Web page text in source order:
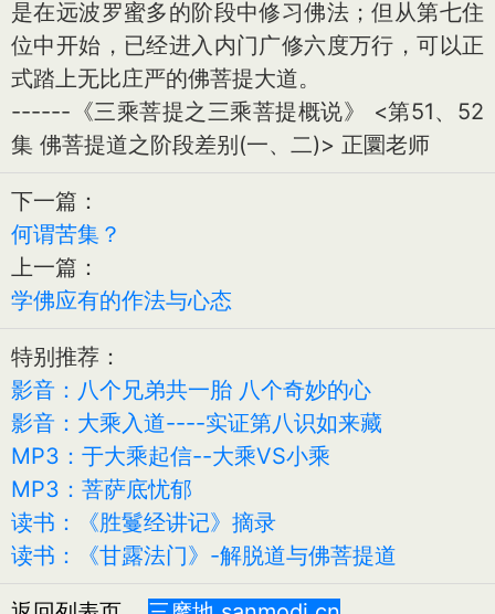
是在远波罗蜜多的阶段中修习佛法；但从第七住
位中开始，已经进入内门广修六度万行，可以正
式踏上无比庄严的佛菩提大道。
------《三乘菩提之三乘菩提概说》 <第51、52
集 佛菩提道之阶段差别(一、二)> 正圜老师
下一篇：
何谓苦集？
上一篇：
学佛应有的作法与心态
特别推荐：
影音：八个兄弟共一胎 八个奇妙的心
影音：大乘入道----实证第八识如来藏
MP3：于大乘起信--大乘VS小乘
MP3：菩萨底忧郁
读书：《胜鬘经讲记》摘录
读书：《甘露法门》-解脱道与佛菩提道